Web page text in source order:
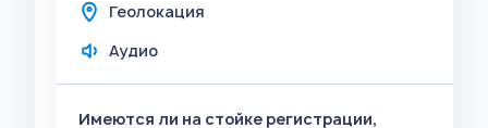
Геолокация
Аудио
Имеются ли на стойке регистрации,